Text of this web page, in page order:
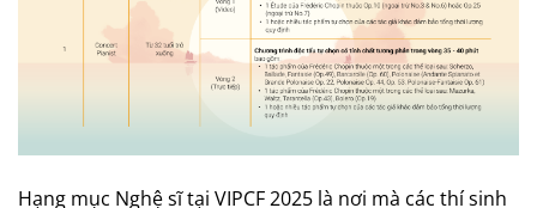
Hạng mục Nghệ sĩ tại VIPCF 2025 là nơi mà các thí sinh